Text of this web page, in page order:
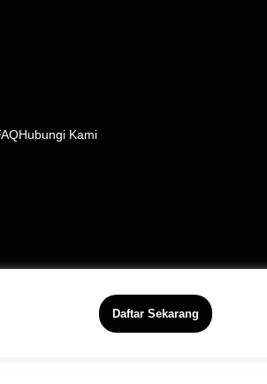
Hubungi Kami
Daftar Sekarang